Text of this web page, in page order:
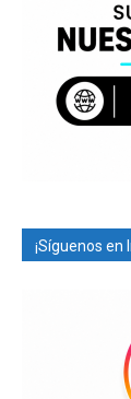
¡Síguenos en